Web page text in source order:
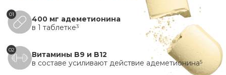
01
400 мг адеметионина
в 1 таблетке3
02
Витамины B9 и B12
в составе усиливают действие адеметионина5